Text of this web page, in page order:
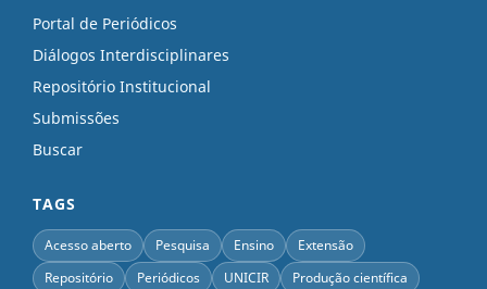
Portal de Periódicos
Diálogos Interdisciplinares
Repositório Institucional
Submissões
Buscar
TAGS
Acesso aberto Pesquisa Ensino
Extensão
Repositório
Periódicos UNICIR Produção científica